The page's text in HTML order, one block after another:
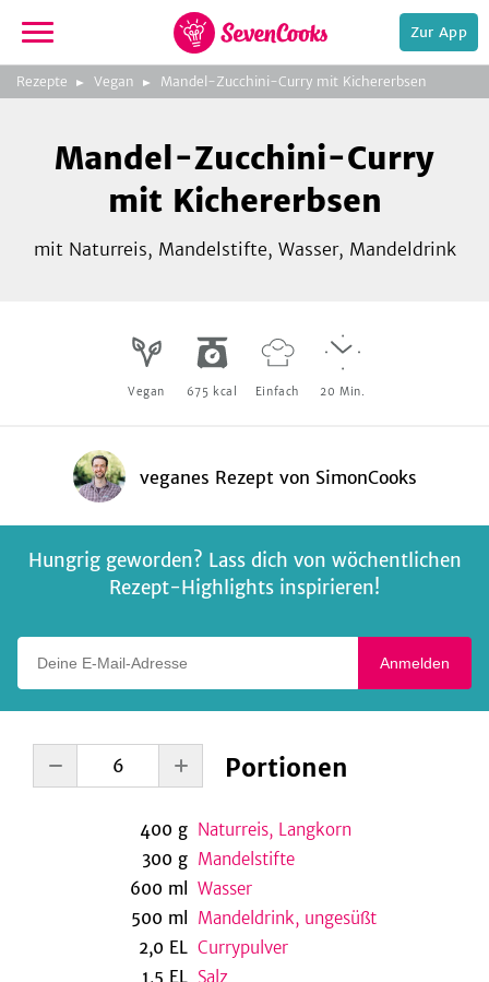
zur
Startseite
Zur App
Rezepte Vegan Mandel-Zucchini-Curry mit Kichererbsen
Foto:SevenCooks
Foto:SevenCooks
Bild
3
zeigen
Foto:SevenCooks
Mandel-Zucchini-Curry
mit Kichererbsen
mit Naturreis, Mandelstifte, Wasser, Mandeldrink
Vegan 675 kcal Einfach 20 Min.
veganes Rezept von SimonCooks
Hungrig geworden? Lass dich von wöchentlichen
Rezept-Highlights inspirieren!
Anmelden
Portionen
400 g Naturreis, Langkorn
300 g Mandelstifte
600 ml
Wasser
500 ml
Mandeldrink, ungesüßt
2,0 EL Currypulver
1,5 EL Salz